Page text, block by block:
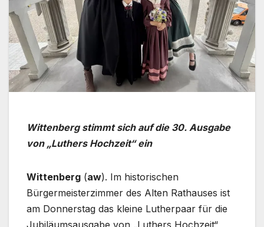
Wittenberg stimmt sich auf die 30. Ausgabe
von „Luthers Hochzeit“ ein
Wittenberg (aw). Im historischen
Bürgermeisterzimmer des Alten Rathauses ist
am Donnerstag das kleine Lutherpaar für die
Jubiläumsausgabe von „Luthers Hochzeit“